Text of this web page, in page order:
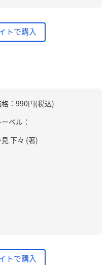
トで購入
：990円(税込)
ーベル：
下々 (著)
トで購入